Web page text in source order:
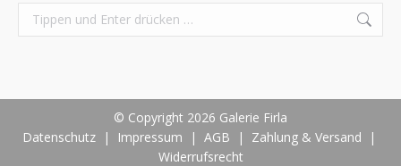
Search:
© Copyright 2026 Galerie Firla
Datenschutz| Impressum | AGB | Zahlung & Versand |
Widerrufsrecht